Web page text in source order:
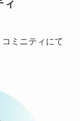
ィ
ミニティにて